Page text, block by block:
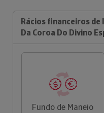
Rácios financeiros de
Da Coroa Do Divino
Fundo de Maneio